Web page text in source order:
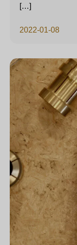
2022-01-08
[…]